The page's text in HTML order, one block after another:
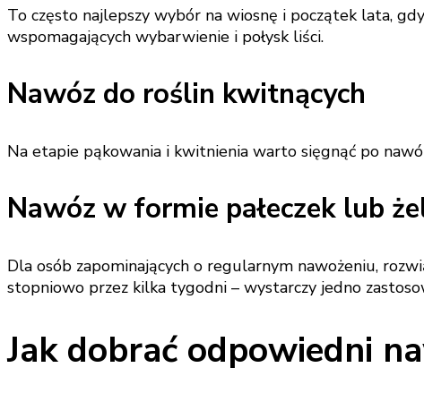
To często najlepszy wybór na wiosnę i początek lata,
wspomagających wybarwienie i połysk liści.
Nawóz do roślin kwitnących
Na etapie pąkowania i kwitnienia warto sięgnąć po
Nawóz w formie pałeczek lub
Dla osób zapominających o regularnym nawożeniu,
stopniowo przez kilka tygodni – wystarczy jedno
Jak dobrać odpowiedni